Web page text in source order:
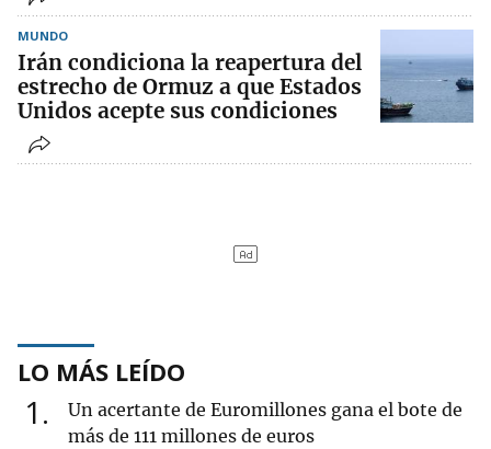
MUNDO
Irán condiciona la reapertura del
estrecho de Ormuz a que Estados
Unidos acepte sus condiciones
LO MÁS LEÍDO
1
Un acertante de Euromillones gana el bote de
más de 111 millones de euros